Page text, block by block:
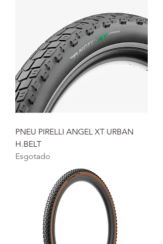
PNEU PIRELLI ANGEL XT URBAN
H.BELT
Esgotado